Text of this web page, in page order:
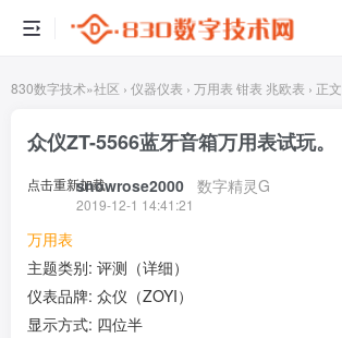
830数字技术»社区 › 仪器仪表 › 万用表 钳表 兆欧表 › 正文
众仪ZT-5566蓝牙音箱万用表试玩。
点击重新加载snowrose2000 数字精灵G
2019-12-1 14:41:21
万用表
主题类别: 评测（详细）
仪表品牌: 众仪（ZOYI）
显示方式: 四位半